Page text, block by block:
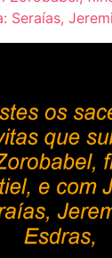
Seraías,